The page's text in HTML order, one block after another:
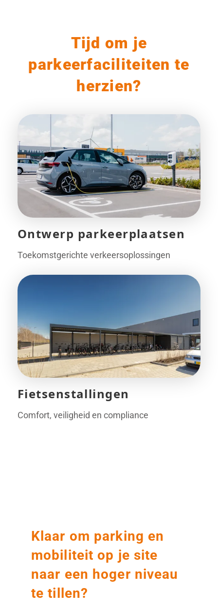
Tijd om je
parkeerfaciliteiten te
herzien?
Ontwerp parkeerplaatsen
Toekomstgerichte verkeersoplossingen
Fietsenstallingen
Comfort, veiligheid en compliance
Klaar om parking en
mobiliteit op je site
naar een hoger niveau
te tillen?